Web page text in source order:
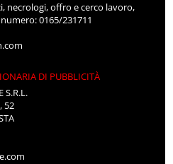
necrologi, offro e cerco lavoro,
0165/231711
DI PUBBLICITÀ
S.R.L.
52